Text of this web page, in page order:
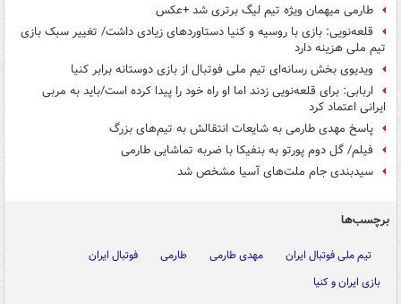
طارمی میهمان ویژه تیم لیگ برتری شد +عکس
قلعه‌نویی: بازی با روسیه و کنیا دستاوردهای زیادی داشت/ تغییر سبک بازی
تیم ملی هزینه دارد
ویدیوی بخش رسانه‌ای تیم ملی فوتبال از بازی دوستانه برابر کنیا
اربابی: برای قلعه‌نویی زدند اما او راه خود را پیدا کرده است/باید به مربی
ایرانی اعتماد کرد
پاسخ مهدی طارمی به شایعات انتقالش به تیم‌های بزرگ
فیلم/ گل دوم پورتو به بنفیکا با ضربه تماشایی طارمی
سیدبندی جام ملت‌های آسیا مشخص شد
برچسب‌ها
تیم ملی فوتبال ایران مهدی طارمی طارمی
فوتبال ایران
بازی ایران و کنیا